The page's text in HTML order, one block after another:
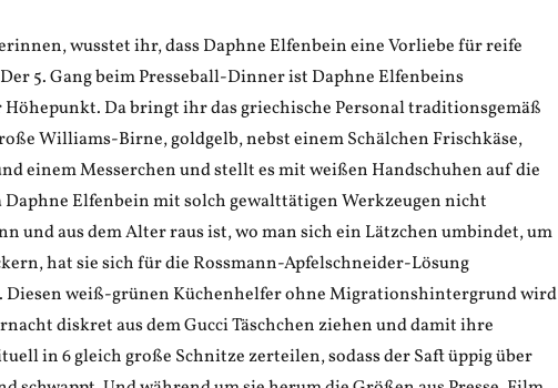
wusstet ihr, dass Daphne Elfenbein eine Vorliebe für reife
5. Gang beim Presseball-Dinner ist Daphne Elfenbeins
Da bringt ihr das griechische Personal traditionsgemäß
Williams-Birne, goldgelb, nebst einem Schälchen Frischkäse,
einem Messerchen und stellt es mit weißen Handschuhen auf die
Daphne Elfenbein mit solch gewalttätigen Werkzeugen nicht
und aus dem Alter raus ist, wo man sich ein Lätzchen umbindet, um
hat sie sich für die Rossmann-Apfelschneider-Lösung
Diesen weiß-grünen Küchenhelfer ohne Migrationshintergrund wird
diskret aus dem Gucci Täschchen ziehen und damit ihre
in 6 gleich große Schnitze zerteilen, sodass der Saft üppig über